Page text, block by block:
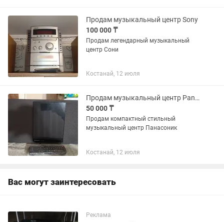
Продам музыкальный центр Sony
100 000 ₸
Продам легендарный музыкальный
центр Сони
Костанай, 12 июля
Продам музыкальный центр Panasonic
50 000 ₸
Продам компактный стильный
музыкальный центр Панасоник
Костанай, 12 июля
Вас могут заинтересовать
Реклама